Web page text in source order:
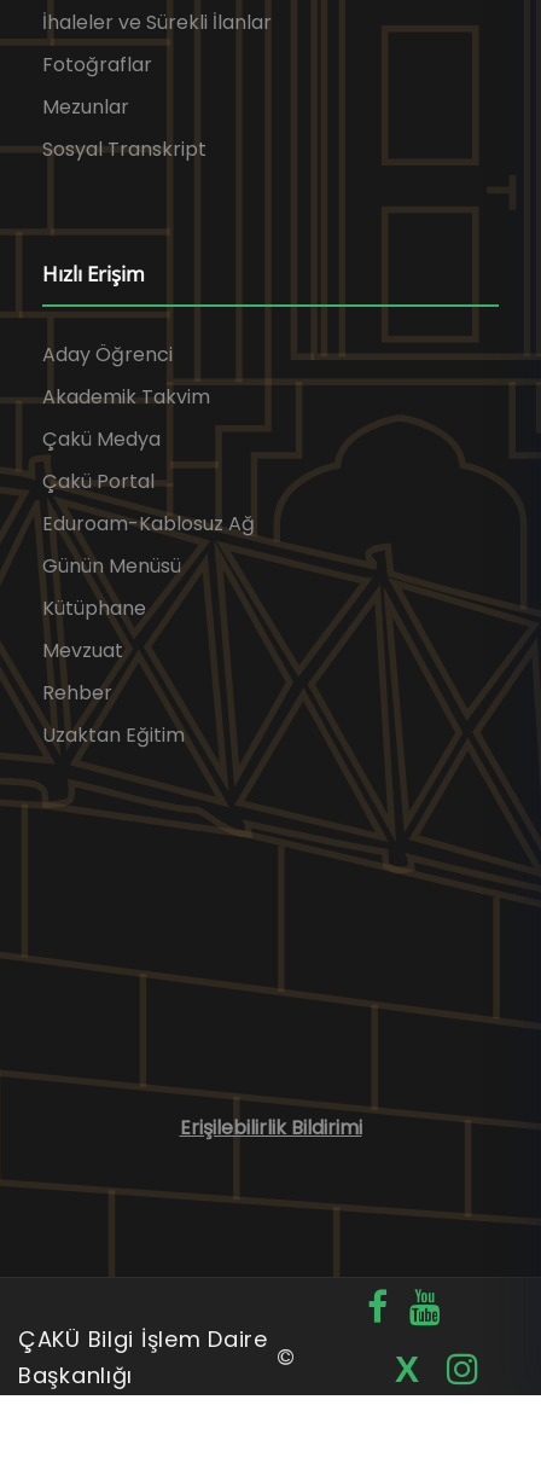
İhaleler ve Sürekli İlanlar
Fotoğraflar
Mezunlar
Sosyal Transkript
Hızlı Erişim
Aday Öğrenci
Akademik Takvim
Çakü Medya
Çakü Portal
Eduroam-Kablosuz Ağ
Günün Menüsü
Kütüphane
Mevzuat
Rehber
Uzaktan Eğitim
Erişilebilirlik Bildirimi
ÇAKÜ Bilgi İşlem Daire
Başkanlığı
© X